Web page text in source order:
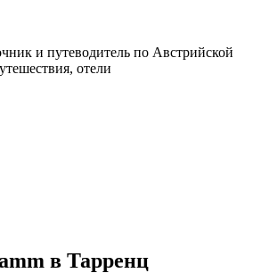
и путеводитель по Австрийской
отели
в Тарренц